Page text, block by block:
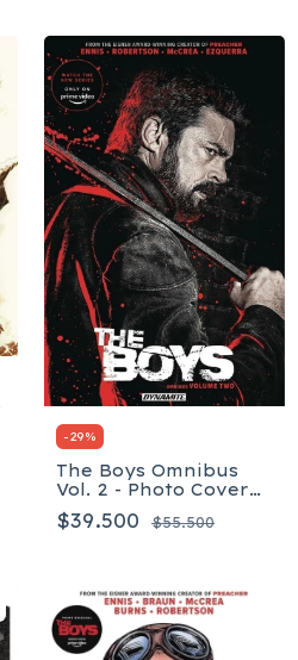
-29%
The Boys Omnibus
Vol. 2 - Photo Cover
Edition - Tapa blanda
$39.500 $55.500